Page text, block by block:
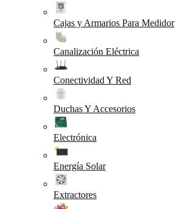
Cajas y Armarios Para Medidor
Canalización Eléctrica
Conectividad Y Red
Duchas Y Accesorios
Electrónica
Energía Solar
Extractores